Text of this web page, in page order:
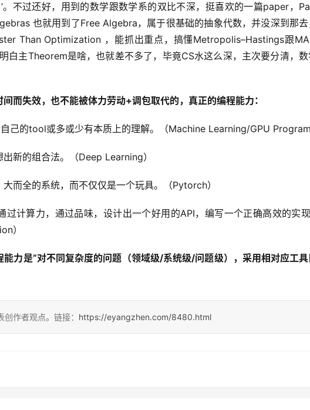
。不过还好，用到的数学跟数学系的双比不深，挺喜欢的一篇paper，
也就用到了Free Algebra，属于很基础的抽象代数，并没深到那去
Than Optimization ，能抓出重点，搞懂Metropolis–Hastings跟
白主Theorem是啥，也就差不多了，毕竟CS水这么深，主次要分清，
而失效，也不能被体力劳动+调包取代的，真正的编程能力：
己的tool或多或少有本质上的理解。（Machine Learning/GPU
新的组合法。（Deep Learning）
而全的系统，而不仅仅是一个玩具。（Pytorch）
过计算力，通过品味，设计出一个好用的API，编写一个正确高效的实
）
力是”对不同复杂度的问题（领域级/系统级/问题级），采用相对应工具
作者观点。链接： https://eyangzhen.com/8480.html